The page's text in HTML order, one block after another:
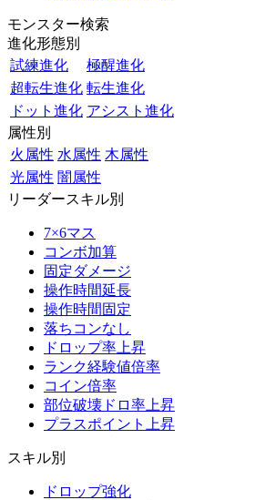
モンスター検索
進化形態別
試練進化
極醒進化
超転生進化 転生進化
ドット進化 アシスト進化
属性別
火属性 水属性 木属性
光属性 闇属性
リーダースキル別
7×6マス
コンボ加算
固定ダメージ
操作時間延長
操作時間固定
落ちコンなし
ドロップ率上昇
ランク経験値倍率
コイン倍率
部位破壊ドロ率上昇
プラスポイント上昇
スキル別
ドロップ強化